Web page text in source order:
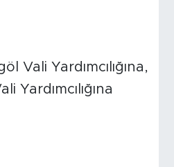
Vali Yardımcılığına,
Yardımcılığına